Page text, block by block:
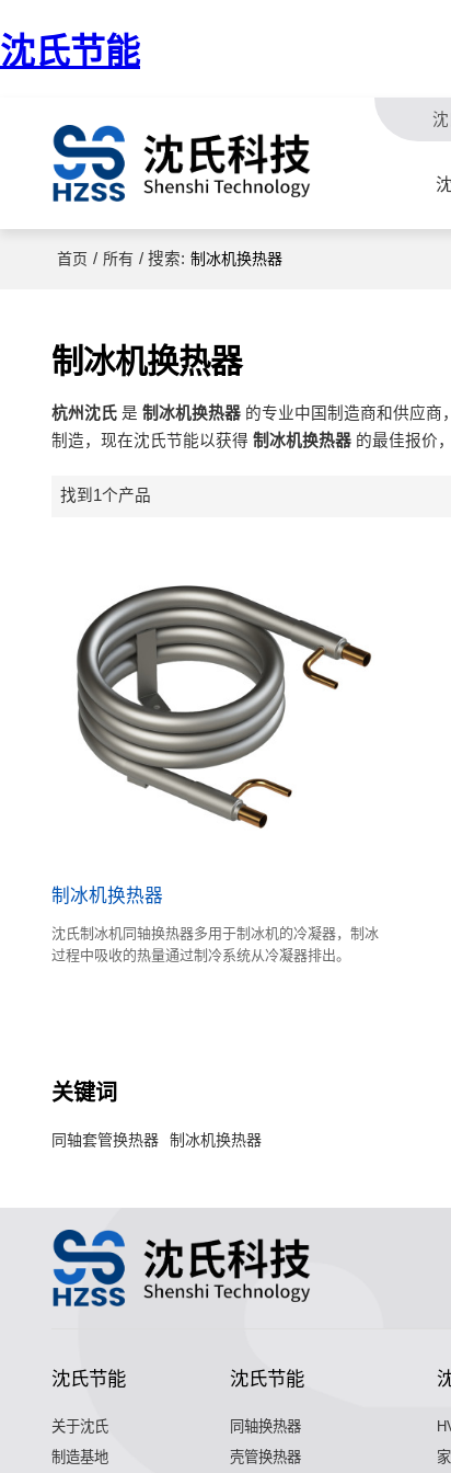
沈氏节能
首页 / 所有 / 搜索: 制冰机换热器
制冰机换热器
杭州沈氏是 制冰机换热器的专业中国制造商和供应商
制造，现在沈氏节能以获得 制冰机换热器的最佳报价
找到1个产品
制冰机换热器
沈氏制冰机同轴换热器多用于制冰机的冷凝器，制冰
过程中吸收的热量通过制冷系统从冷凝器排出。
关键词
同轴套管换热器 制冰机换热器
沈氏节能
关于沈氏
制造基地
沈氏节能
同轴换热器
壳管换热器